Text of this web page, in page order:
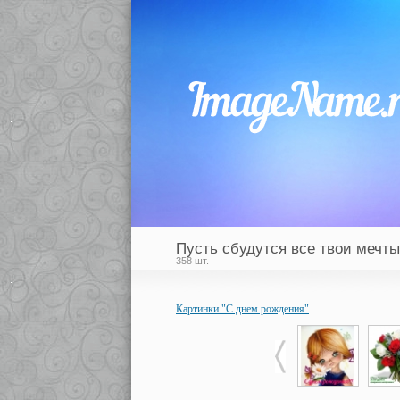
Пусть сбудутся все твои
358 шт.
Картинки "С днем рождения"